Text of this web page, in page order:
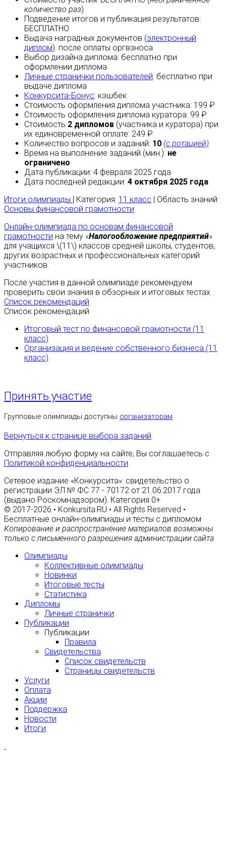
количество раз)
Подведение итогов и публикация результатов:
БЕСПЛАТНО
Выдача наградных документов (электронный
диплом): после оплаты оргвзноса
Выбор дизайна диплома: бесплатно при
оформлении диплома
Личные странички пользователей: бесплатно при
выдаче диплома
Конкурсита-Бонус: кэшбек
Стоимость оформления диплома участника: 199 ₽
Стоимость оформления диплома куратора: 99 ₽
Стоимость 2 дипломов (участника и куратора) при
их единовременной оплате: 249 ₽
Количество вопросов и заданий: 10 (с ротацией)
Время на выполнение заданий (мин.): не
ограничено
Дата публикации: 4 февраля 2025 года
Дата последней редакции: 4 октября 2025 года
Итоги олимпиады
| Категория: 11 класс | Область знаний:
Основы финансовой грамотности
Онлайн-олимпиада по основам финансовой
грамотности на тему «Налогообложение предприятий»
для учащихся \(11\) классов средней школы, студентов,
других возрастных и профессиональных категорий
участников.
После участия в данной олимпиаде рекомендуем
проверить свои знания в обзорных и итоговых тестах.
Список рекомендаций
Список рекомендаций
Итоговый тест по финансовой грамотности (11
класс)
Организация и ведение собственного бизнеса (11
класс)
Принять участие
Групповые олимпиады доступны организаторам
Вернуться к странице выбора заданий
Отправляя любую форму на сайте, Вы соглашаетесь с
Политикой конфиденциальности
Сетевое издание «Конкурсита»: свидетельство о
регистрации ЭЛ № ФС 77 - 70172 от 21.06.2017 года
(выдано Роскомнадзором). Категория 0+
© 2017-2026 • Konkursita.RU • All Rights Reserved •
Бесплатные онлайн-олимпиады и тесты с дипломом
Копирование и распространение материалов возможны
только с письменного разрешения администрации сайта
Олимпиады
Коллективные олимпиады
Новинки
Итоговые тесты
Статистика
Дипломы
Личные странички
Публикации
Публикации
Правила
Свидетельства
Список свидетельств
Страницы свидетельств
Услуги
Оплата
Акции
Поддержка
Новости
Итоги